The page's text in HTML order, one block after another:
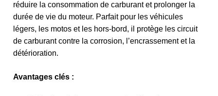
réduire la consommation de carburant et prolonger la
durée de vie du moteur. Parfait pour les véhicules
légers, les motos et les hors-bord, il protège les circuit
de carburant contre la corrosion, l’encrassement et la
détérioration.
Avantages clés :